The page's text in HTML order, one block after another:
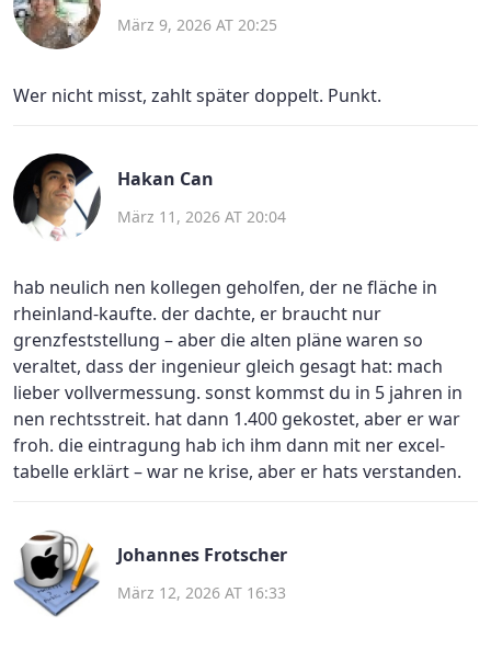
März 9, 2026 AT 20:25
Wer nicht misst, zahlt später doppelt. Punkt.
Hakan Can
März 11, 2026 AT 20:04
hab neulich nen kollegen geholfen, der ne fläche in
rheinland-kaufte. der dachte, er braucht nur
grenzfeststellung – aber die alten pläne waren so
veraltet, dass der ingenieur gleich gesagt hat: mach
lieber vollvermessung. sonst kommst du in 5 jahren in
nen rechtsstreit. hat dann 1.400 gekostet, aber er war
froh. die eintragung hab ich ihm dann mit ner excel-
tabelle erklärt – war ne krise, aber er hats verstanden.
Johannes Frotscher
März 12, 2026 AT 16:33